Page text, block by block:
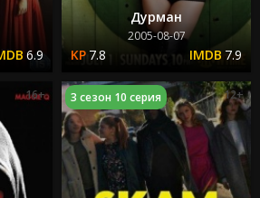
6.9
Дурман
2005-08-07
7.8 7.9
16+ 3 сезон 10 серия 12+